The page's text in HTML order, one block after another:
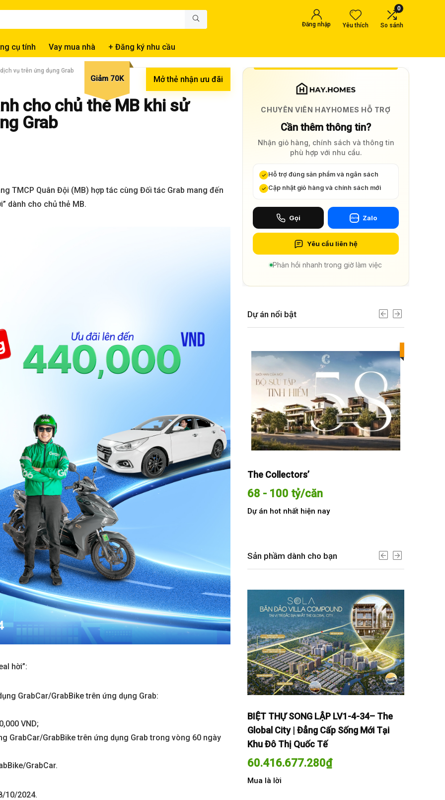
Đăng nhập Yêu thích
0
So sánh
cụ tính Vay mua nhà + Đăng ký nhu cầu
Giảm 70K Mở thẻ nhận ưu đãi
vụ trên ứng dụng Grab
cho chủ thẻ MB khi sử
Grab
TMCP Quân Đội (MB) hợp tác cùng Đối tác Grab mang đến
dành cho chủ thẻ MB.
hời”:
GrabCar/GrabBike trên ứng dụng Grab:
VND;
GrabCar/GrabBike trên ứng dụng Grab trong vòng 60 ngày
GrabCar.
10/2024.
CHUYÊN VIÊN HAYHOMES HỖ TRỢ
Cần thêm thông tin?
Nhận giỏ hàng, chính sách và thông tin
phù hợp với nhu cầu.
Hỗ trợ đúng sản phẩm và ngân sách
Cập nhật giỏ hàng và chính sách mới
Gọi Zalo Zalo
Yêu cầu liên hệ
Phản hồi nhanh trong giờ làm việc
Dự án nổi bật
nay
Metropolis Thủ Thiêm
Call
Dự án hot nhất hiện nay
The Collectors’
68 - 100 tỷ/căn
Dự án hot nhất hiện nay
Sản phầm dành cho bạn
LV1-4-34– The
Sống Mới Tại
₫
Khu Đô Thị Quốc Tế
BIỆT THỰ SONG LẬP LV1-4-34– The
Global City | Đẳng Cấp Sống Mới Tại
Khu Đô Thị Quốc Tế
60.416.677.280₫
Mua là lời